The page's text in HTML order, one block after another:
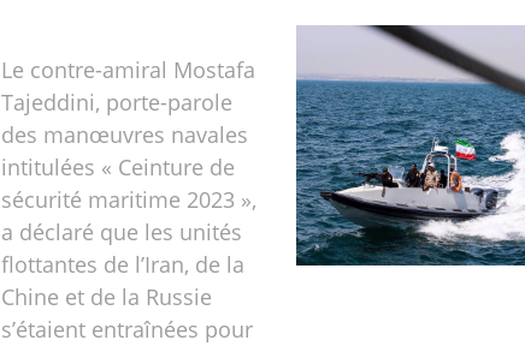
Le contre-amiral Mostafa
Tajeddini, porte-parole
des manœuvres navales
intitulées « Ceinture de
sécurité maritime 2023 »,
a déclaré que les unités
flottantes de l’Iran, de la
Chine et de la Russie
s’étaient entraînées pour